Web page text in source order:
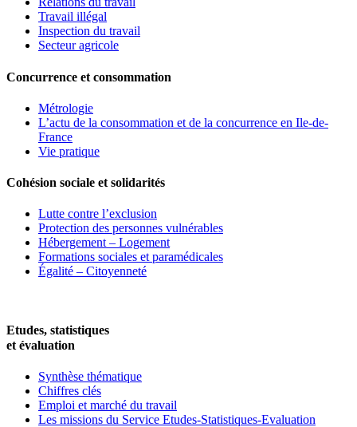
Travail illégal
Inspection du travail
Secteur agricole
Concurrence et consommation
Métrologie
L’actu de la consommation et de la concurrence en Ile-de-
France
Vie pratique
Cohésion sociale et solidarités
Lutte contre l’exclusion
Protection des personnes vulnérables
Hébergement – Logement
Formations sociales et paramédicales
Égalité – Citoyenneté
Etudes, statistiques
et évaluation
Synthèse thématique
Chiffres clés
Emploi et marché du travail
Les missions du Service Etudes-Statistiques-Evaluation